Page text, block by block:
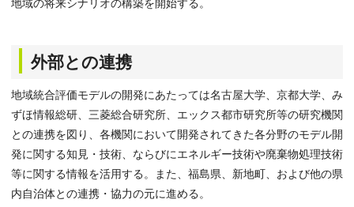
地域の将来シナリオの構築を開始する。
外部との連携
地域統合評価モデルの開発にあたっては名古屋大学、京都大学、み
ずほ情報総研、三菱総合研究所、エックス都市研究所等の研究機関
との連携を図り、各機関において開発されてきた各分野のモデル開
発に関する知見・技術、ならびにエネルギー技術や廃棄物処理技術
等に関する情報を活用する。また、福島県、新地町、および他の県
内自治体との連携・協力の元に進める。